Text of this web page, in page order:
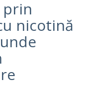
nicotină